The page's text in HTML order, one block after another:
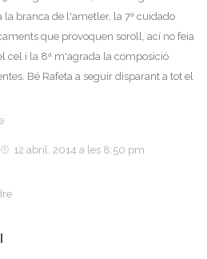
branca de l'ametler, la 7ª cuidado
que provoquen soroll, ací no feia
cel i la 8ª m'agrada la composició
Bé Rafeta a seguir disparant a tot el
12 abril, 2014 a les 8:50 pm